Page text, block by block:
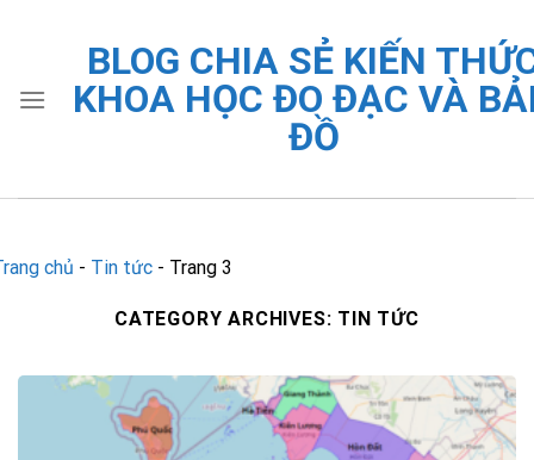
BLOG CHIA SẺ KIẾN
KHOA HỌC ĐO ĐẠC VÀ
ĐỒ
chủ - Tin tức - Trang 3
CATEGORY ARCHIVES: TIN TỨC